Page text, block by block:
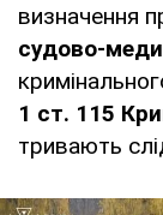
визначення
судово-
1 ст. 115
тривають